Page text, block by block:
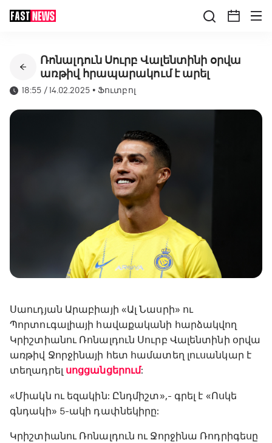
Ռոնալդուն Սուրբ Վալենտինի օրվա
առթիվ հրապարակում է արել
18:55 / 14.02.2025 •Ֆուտբոլ
Սաուդյան Արաբիայի «Ալ Նասրի» ու
Պորտուգալիայի հավաքականի հարձակվող
Կրիշտիանու Ռոնալդուն Սուրբ Վալենտինի օրվա
առթիվ Ջորջինայի հետ համատեղ լուսանկար է
տեղադրել սոցցանցերում:
«Միակն ու եզակին: Ընդմիշտ»,- գրել է «Ոսկե
գնդակի» 5-ակի դափնեկիրը:
Կրիշտիանու Ռոնալդուն ու Ջորջինա Ռոդրիգեսը